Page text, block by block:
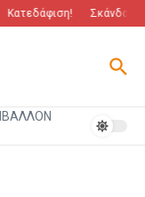
Κατεδάφιση! Σκάνδαλο